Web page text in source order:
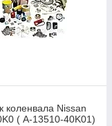
коленвала Nissan
( A-13510-40K01)